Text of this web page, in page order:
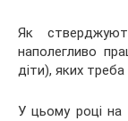
Як
наполегливо
діти), яких
У цьому році на